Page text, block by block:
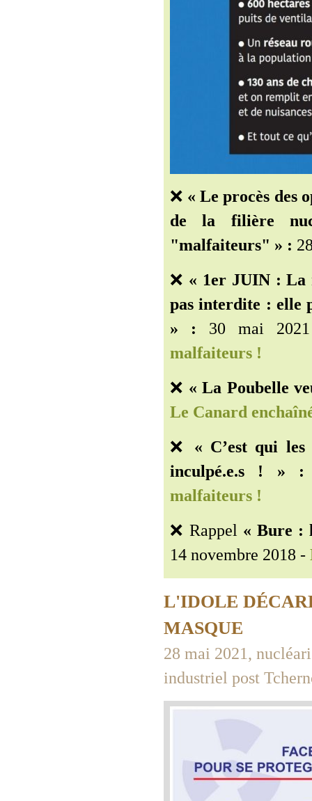
❌ « Le procès des
de la filière
"malfaiteurs" » :
❌ « 1er JUIN : La
pas interdite : elle
» : 30 mai
malfaiteurs !
❌ « La Poubelle
Le Canard
❌ « C’est qui
inculpé.e.s ! » :
malfaiteurs !
❌ Rappel « Bure :
14 novembre 2018 -
L'IDOLE
MASQUE
28 mai 2021,
industriel post